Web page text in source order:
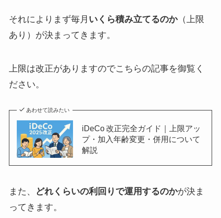
それによりまず毎月 いくら積み立てるのか（上限
あり）が決まってきます。
上限は改正がありますのでこちらの記事を御覧く
ださい。
あわせて読みたい
iDeCo 改正完全ガイド｜上限アッ
プ・加入年齢変更・併用について
解説
また、 どれくらいの利回りで運用するのかが決ま
ってきます。